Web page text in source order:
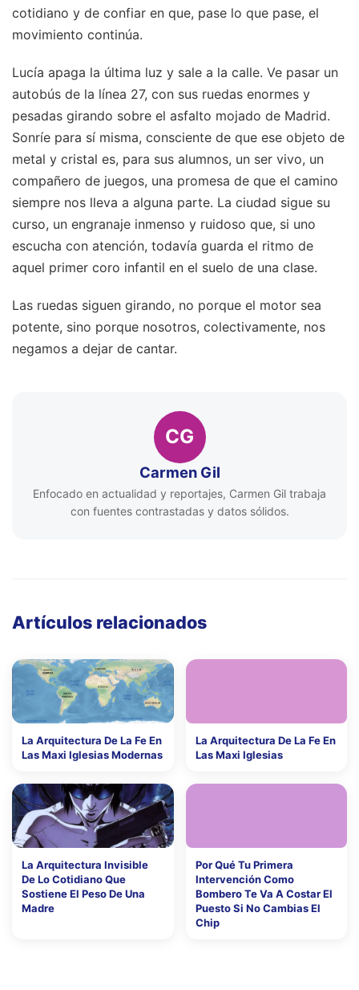
cotidiano y de confiar en que, pase lo que pase, el
movimiento continúa.
Lucía apaga la última luz y sale a la calle. Ve pasar un
autobús de la línea 27, con sus ruedas enormes y
pesadas girando sobre el asfalto mojado de Madrid.
Sonríe para sí misma, consciente de que ese objeto de
metal y cristal es, para sus alumnos, un ser vivo, un
compañero de juegos, una promesa de que el camino
siempre nos lleva a alguna parte. La ciudad sigue su
curso, un engranaje inmenso y ruidoso que, si uno
escucha con atención, todavía guarda el ritmo de
aquel primer coro infantil en el suelo de una clase.
Las ruedas siguen girando, no porque el motor sea
potente, sino porque nosotros, colectivamente, nos
negamos a dejar de cantar.
CG
Carmen Gil
Enfocado en actualidad y reportajes, Carmen Gil trabaja
con fuentes contrastadas y datos sólidos.
Artículos relacionados
La Arquitectura De La Fe En
Las Maxi Iglesias Modernas
La Arquitectura De La Fe En
Las Maxi Iglesias
La Arquitectura Invisible
De Lo Cotidiano Que
Sostiene El Peso De Una
Madre
Por Qué Tu Primera
Intervención Como
Bombero Te Va A Costar El
Puesto Si No Cambias El
Chip